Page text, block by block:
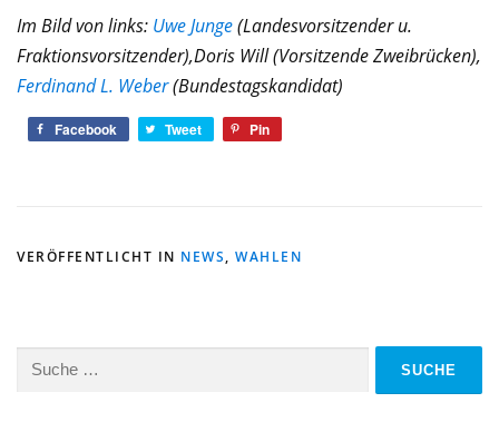
Im Bild von links: Uwe Junge(Landesvorsitzender u.
Fraktionsvorsitzender),Doris Will (Vorsitzende Zweibrücken),
Ferdinand L. Weber(Bundestagskandidat)
Facebook Tweet Pin
VERÖFFENTLICHT IN NEWS, WAHLEN
Suche